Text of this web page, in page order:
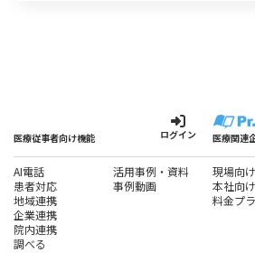
医療従事者向け機能 ログイン
AI電話
患者対応
地域連携
企業連携
院内連携
調べる
活用事例・資料
事例動画
医療関連
現場向け
本社向け
料金プ